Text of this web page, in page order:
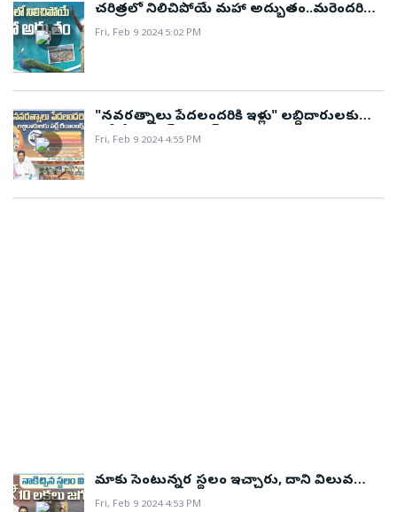
చరిత్రలో నిలిచిపోయే మహా అద్భుతం..మరెందరికో
వందల సంవత్సరాల పాటు స్ఫూర్తినిస్తుంది..!
Fri, Feb 9 2024 5:02 PM
"నవరత్నాలు పేదలందరికి ఇళ్లు" లబ్దిదారులకు
వడ్డీ రీయింబర్స్ మెంట్..!
Fri, Feb 9 2024 4:55 PM
మాకు సెంటున్నర స్థలం ఇచ్చారు, దాని విలువ
ఇప్పుడు ₹10 లక్షలు అయ్యింది..!
Fri, Feb 9 2024 4:53 PM